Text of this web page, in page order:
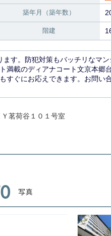
築年月（築年数）
階建
す。防犯対策もバッチリなマ
満載のディアナコート文京本郷
すぐにお応えできます。お問い
茗荷谷１０１号室